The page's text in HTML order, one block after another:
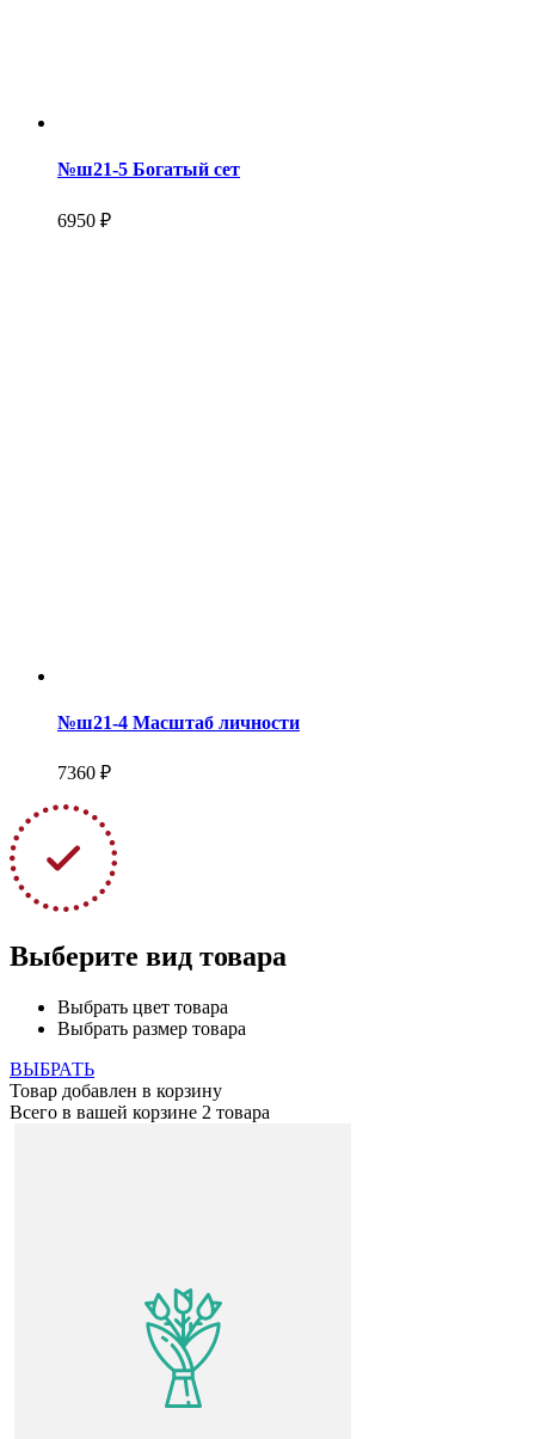
№ш21-5 Богатый сет
6950 ₽
№ш21-4 Масштаб личности
7360 ₽
Выберите вид товара
Выбрать цвет товара
Выбрать размер товара
ВЫБРАТЬ
Товар добавлен в корзину
Всего в вашей корзине 2 товара